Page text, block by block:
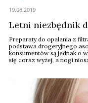
Letni niezbędnik
Preparaty do opalania z
podstawa drogeryjnego
konsumentów są jednak o
się coraz wyżej, a nogi
19.08.2019